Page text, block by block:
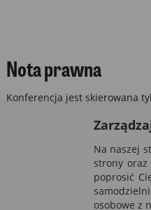
Nota prawna
Konferencja jest skierowana
Na naszej
strony
poprosić
osobowe z